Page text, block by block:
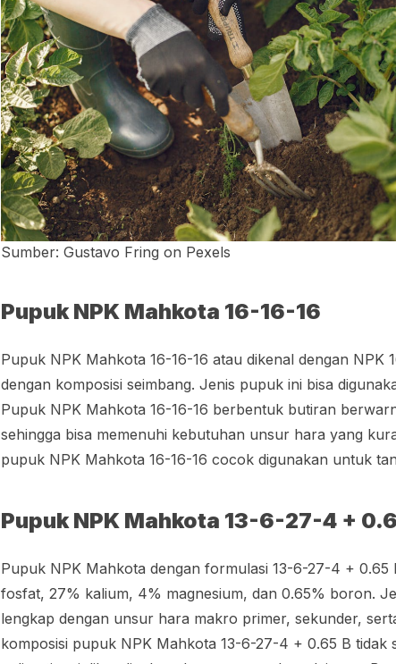
Sumber: Gustavo Fring on Pexels
Pupuk NPK Mahkota 16-16-16
Pupuk NPK Mahkota 16-16-16 atau dikenal dengan NPK
dengan komposisi seimbang. Jenis pupuk ini bisa
Pupuk NPK Mahkota 16-16-16 berbentuk butiran
sehingga bisa memenuhi kebutuhan unsur hara yang
pupuk NPK Mahkota 16-16-16 cocok digunakan untuk
Pupuk NPK Mahkota 13-6-27-4 +
Pupuk NPK Mahkota dengan formulasi 13-6-27-4 + 0.65
fosfat, 27% kalium, 4% magnesium, dan 0.65% boron.
lengkap dengan unsur hara makro primer, sekunder,
komposisi pupuk NPK Mahkota 13-6-27-4 + 0.65 B tidak